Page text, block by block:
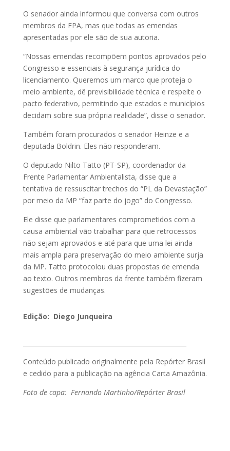
O senador ainda informou que conversa com outros
membros da FPA, mas que todas as emendas
apresentadas por ele são de sua autoria.
“Nossas emendas recompõem pontos aprovados pelo
Congresso e essenciais à segurança jurídica do
licenciamento. Queremos um marco que proteja o
meio ambiente, dê previsibilidade técnica e respeite o
pacto federativo, permitindo que estados e municípios
decidam sobre sua própria realidade”, disse o senador.
Também foram procurados o senador Heinze e a
deputada Boldrin. Eles não responderam.
O deputado Nilto Tatto (PT-SP), coordenador da
Frente Parlamentar Ambientalista, disse que a
tentativa de ressuscitar trechos do “PL da Devastação”
por meio da MP “faz parte do jogo” do Congresso.
Ele disse que parlamentares comprometidos com a
causa ambiental vão trabalhar para que retrocessos
não sejam aprovados e até para que uma lei ainda
mais ampla para preservação do meio ambiente surja
da MP. Tatto protocolou duas propostas de emenda
ao texto. Outros membros da frente também fizeram
sugestões de mudanças.
Edição: Diego Junqueira
Conteúdo publicado originalmente pela Repórter Brasil
e cedido para a publicação na agência Carta Amazônia.
Foto de capa: Fernando Martinho/Repórter Brasil